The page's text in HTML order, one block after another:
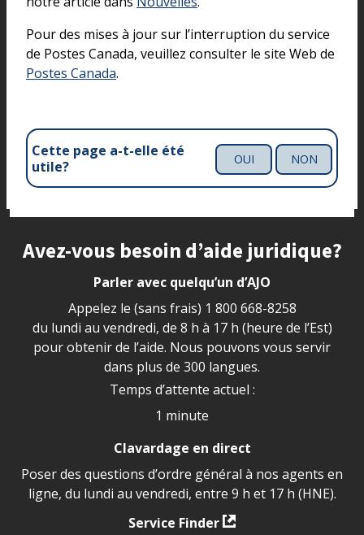
Pour des mises à jour sur l’interruption du service
de Postes Canada, veuillez consulter le site Web de
Postes Canada.
Cette page a-t-elle été
utile?
OUI NON
Site footer
Avez-vous besoin d’aide juridique?
Parler avec quelqu’un d’AJO
Appelez le (sans frais) 1 800 668-8258
du lundi au vendredi, de 8 h à 17 h (heure de l’Est)
pour obtenir de l’aide. Nous pouvons vous servir
dans plus de 300 langues.
Temps d’attente actuel :
1 minute
Clavardage en direct
Poser des questions d’ordre général à nos agents en
ligne, du lundi au vendredi, entre 9 h et 17 h (HNE).
Service Finder